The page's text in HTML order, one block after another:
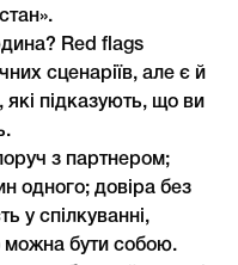
Red flags
сценаріїв, але є й
підказують, що ви
з партнером;
одного; довіра без
у спілкуванні,
можна бути собою.